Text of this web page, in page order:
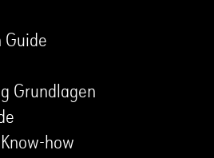
Guide
Grundlagen
how